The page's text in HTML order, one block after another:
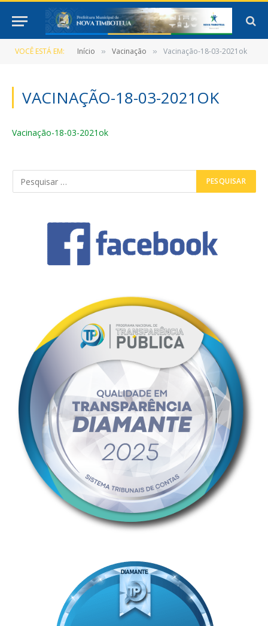
VOCÊ ESTÁ EM: Início » Vacinação » Vacinação-18-03-2021ok
VACINAÇÃO-18-03-2021OK
Vacinação-18-03-2021ok